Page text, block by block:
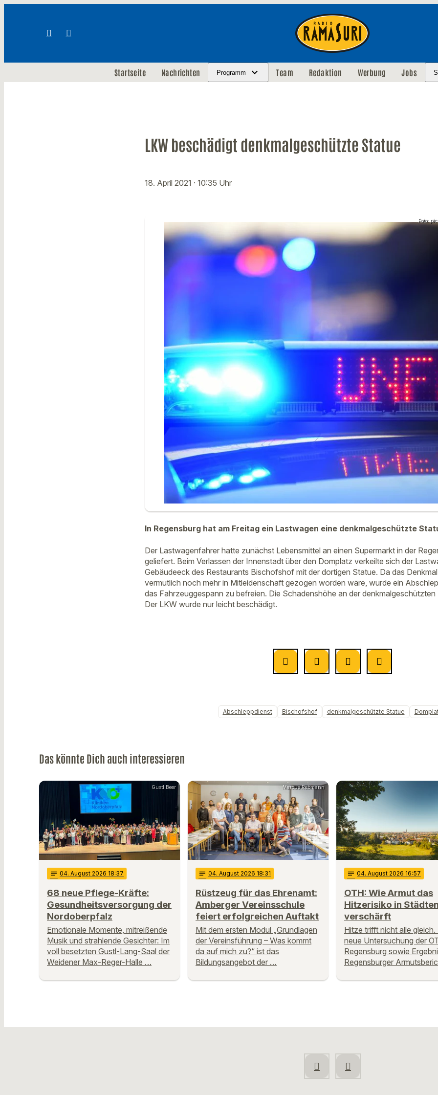
Startseite Nachrichten Programm Team Redaktion Werbung Jobs
LKW beschädigt denkmalgeschützte Statue
18. April 2021 · 10:35 Uhr
Foto:
In Regensburg hat am Freitag ein Lastwagen eine denkmalgeschützte
Der Lastwagenfahrer hatte zunächst Lebensmittel an einen Supermarkt in der
geliefert. Beim Verlassen der Innenstadt über den Domplatz verkeilte sich der
Gebäudeeck des Restaurants Bischofshof mit der dortigen Statue. Da das
vermutlich noch mehr in Mitleidenschaft gezogen worden wäre, wurde ein
das Fahrzeuggespann zu befreien. Die Schadenshöhe an der denkmalgeschützten
Der LKW wurde nur leicht beschädigt.
Abschleppdienst Bischofshof denkmalgeschützte Statue
Das könnte Dich auch interessieren
Gustl Beer
notes 04. August 2026 18:37
68 neue Pflege-Kräfte:
Gesundheitsversorgung der
Nordoberpfalz
Emotionale Momente, mitreißende
Musik und strahlende Gesichter: Im
voll besetzten Gustl-Lang-Saal der
Weidener Max-Reger-Halle …
Marcus Rebmann
notes 04. August 2026 18:31
Rüstzeug für das Ehrenamt:
Amberger Vereinsschule
feiert erfolgreichen Auftakt
Mit dem ersten Modul „Grundlagen
der Vereinsführung – Was kommt
da auf mich zu?“ ist das
Bildungsangebot der …
notes 04. August 2026 16:57
OTH: Wie Armut das
Hitzerisiko in Städten
verschärft
Hitze trifft nicht alle gleich.
neue Untersuchung der
Regensburg sowie
Regensburger